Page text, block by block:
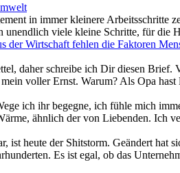
in immer kleinere Arbeitsschritte
viele kleine Schritte, für
der Wirtschaft fehlen die Faktoren
daher schreibe ich Dir diesen
voller Ernst. Warum? Als Opa
ich ihr begegne, ich fühle mich
ähnlich der von Liebenden. Ich
ist heute der Shitstorm. Geändert
Es ist egal, ob das